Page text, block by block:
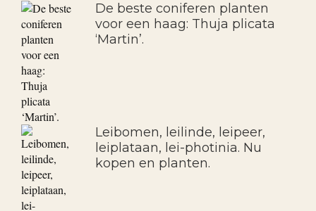
De beste coniferen planten
voor een haag: Thuja plicata
‘Martin’.
Leibomen, leilinde, leipeer,
leiplataan, lei-photinia. Nu
kopen en planten.